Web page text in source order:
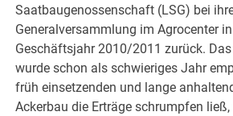
Saatbaugenossenschaft (LSG) bei
Generalversammlung im Agrocenter
Geschäftsjahr 2010/2011 zurück.
wurde schon als schwieriges Jahr
früh einsetzenden und lange
Ackerbau die Erträge schrumpfen